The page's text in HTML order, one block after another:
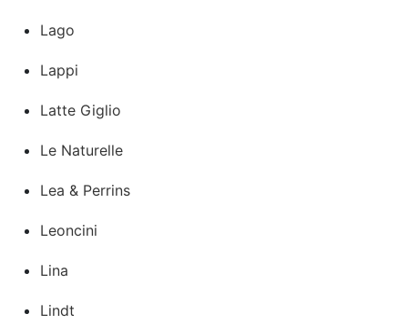
Lago
Lappi
Latte Giglio
Le Naturelle
Lea & Perrins
Leoncini
Lina
Lindt